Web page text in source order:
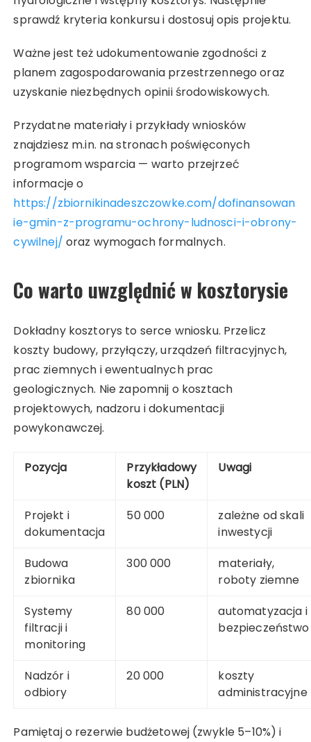
sprawdź kryteria konkursu i dostosuj opis projektu.
Ważne jest też udokumentowanie zgodności z
planem zagospodarowania przestrzennego oraz
uzyskanie niezbędnych opinii środowiskowych.
Przydatne materiały i przykłady wniosków
znajdziesz m.in. na stronach poświęconych
programom wsparcia — warto przejrzeć
informacje o
https://zbiornikinadeszczowke.com/dofinansowan
ie-gmin-z-programu-ochrony-ludnosci-i-obrony-
cywilnej/ oraz wymogach formalnych.
Co warto uwzględnić w kosztorysie
Dokładny kosztorys to serce wniosku. Przelicz
koszty budowy, przyłączy, urządzeń filtracyjnych,
prac ziemnych i ewentualnych prac
geologicznych. Nie zapomnij o kosztach
projektowych, nadzoru i dokumentacji
powykonawczej.
Pozycja
Przykładowy
koszt (PLN)
Uwagi
Projekt i
dokumentacja
50 000
zależne od skali
inwestycji
Budowa
zbiornika
300 000
materiały,
roboty ziemne
Systemy
filtracji i
monitoring
80 000
automatyzacja i
bezpieczeństwo
Nadzór i
odbiory
20 000
koszty
administracyjne
Pamiętaj o rezerwie budżetowej (zwykle 5–10%) i